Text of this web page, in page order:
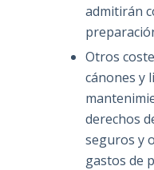
admitirán
Otros
cánones y
derechos
seguros y
gastos de